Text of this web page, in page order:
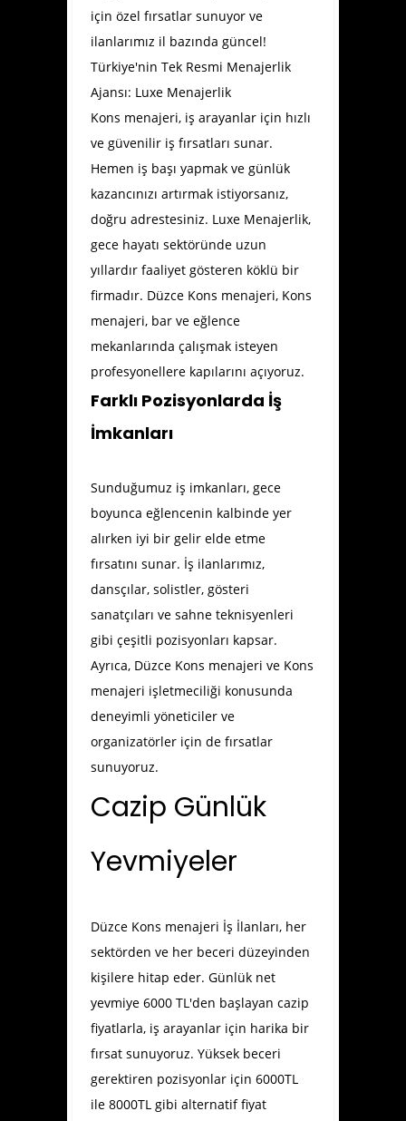
için özel fırsatlar sunuyor ve
ilanlarımız il bazında güncel!
Türkiye'nin Tek Resmi Menajerlik
Ajansı: Luxe Menajerlik
Kons menajeri, iş arayanlar için hızlı
ve güvenilir iş fırsatları sunar.
Hemen iş başı yapmak ve günlük
kazancınızı artırmak istiyorsanız,
doğru adrestesiniz. Luxe Menajerlik,
gece hayatı sektöründe uzun
yıllardır faaliyet gösteren köklü bir
firmadır. Düzce Kons menajeri, Kons
menajeri, bar ve eğlence
mekanlarında çalışmak isteyen
profesyonellere kapılarını açıyoruz.
Farklı Pozisyonlarda İş
İmkanları
Sunduğumuz iş imkanları, gece
boyunca eğlencenin kalbinde yer
alırken iyi bir gelir elde etme
fırsatını sunar. İş ilanlarımız,
dansçılar, solistler, gösteri
sanatçıları ve sahne teknisyenleri
gibi çeşitli pozisyonları kapsar.
Ayrıca, Düzce Kons menajeri ve Kons
menajeri işletmeciliği konusunda
deneyimli yöneticiler ve
organizatörler için de fırsatlar
sunuyoruz.
Cazip Günlük
Yevmiyeler
Düzce Kons menajeri İş İlanları, her
sektörden ve her beceri düzeyinden
kişilere hitap eder. Günlük net
yevmiye 6000 TL'den başlayan cazip
fiyatlarla, iş arayanlar için harika bir
fırsat sunuyoruz. Yüksek beceri
gerektiren pozisyonlar için 6000TL
ile 8000TL gibi alternatif fiyat